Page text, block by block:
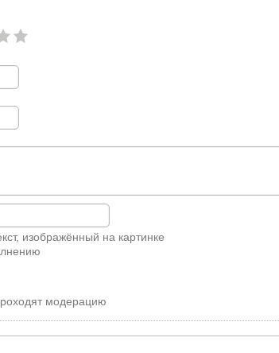
изображённый на картинке
модерацию